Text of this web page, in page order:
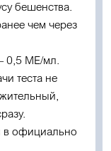
бешенства.
чем через
0,5 МЕ/мл.
теста не
в официально